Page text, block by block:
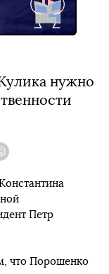
нужно
Петр
что Порошенко